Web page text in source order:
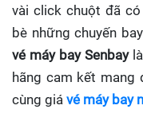
vài click chuột đã
bè những chuyến
vé máy bay Senbay
hãng cam kết mang
cùng giá vé máy bay